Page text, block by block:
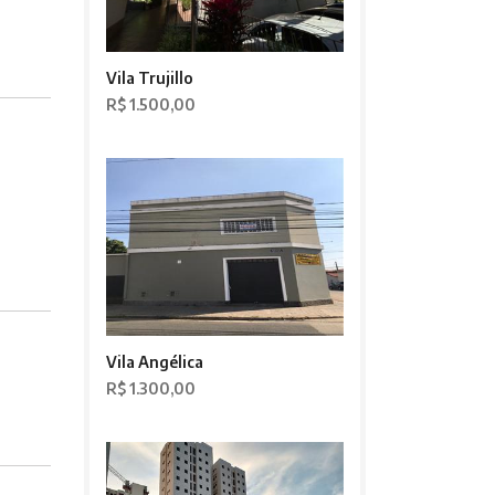
Vila Trujillo
R$ 1.500,00
Vila Angélica
R$ 1.300,00